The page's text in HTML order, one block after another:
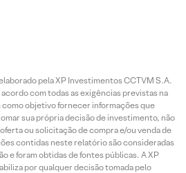
pela XP Investimentos CCTVM S.A.
com todas as exigências previstas na
objetivo fornecer informações que
sua própria decisão de investimento, não
ou solicitação de compra e/ou venda de
contidas neste relatório são consideradas
e foram obtidas de fontes públicas. A XP
por qualquer decisão tomada pelo